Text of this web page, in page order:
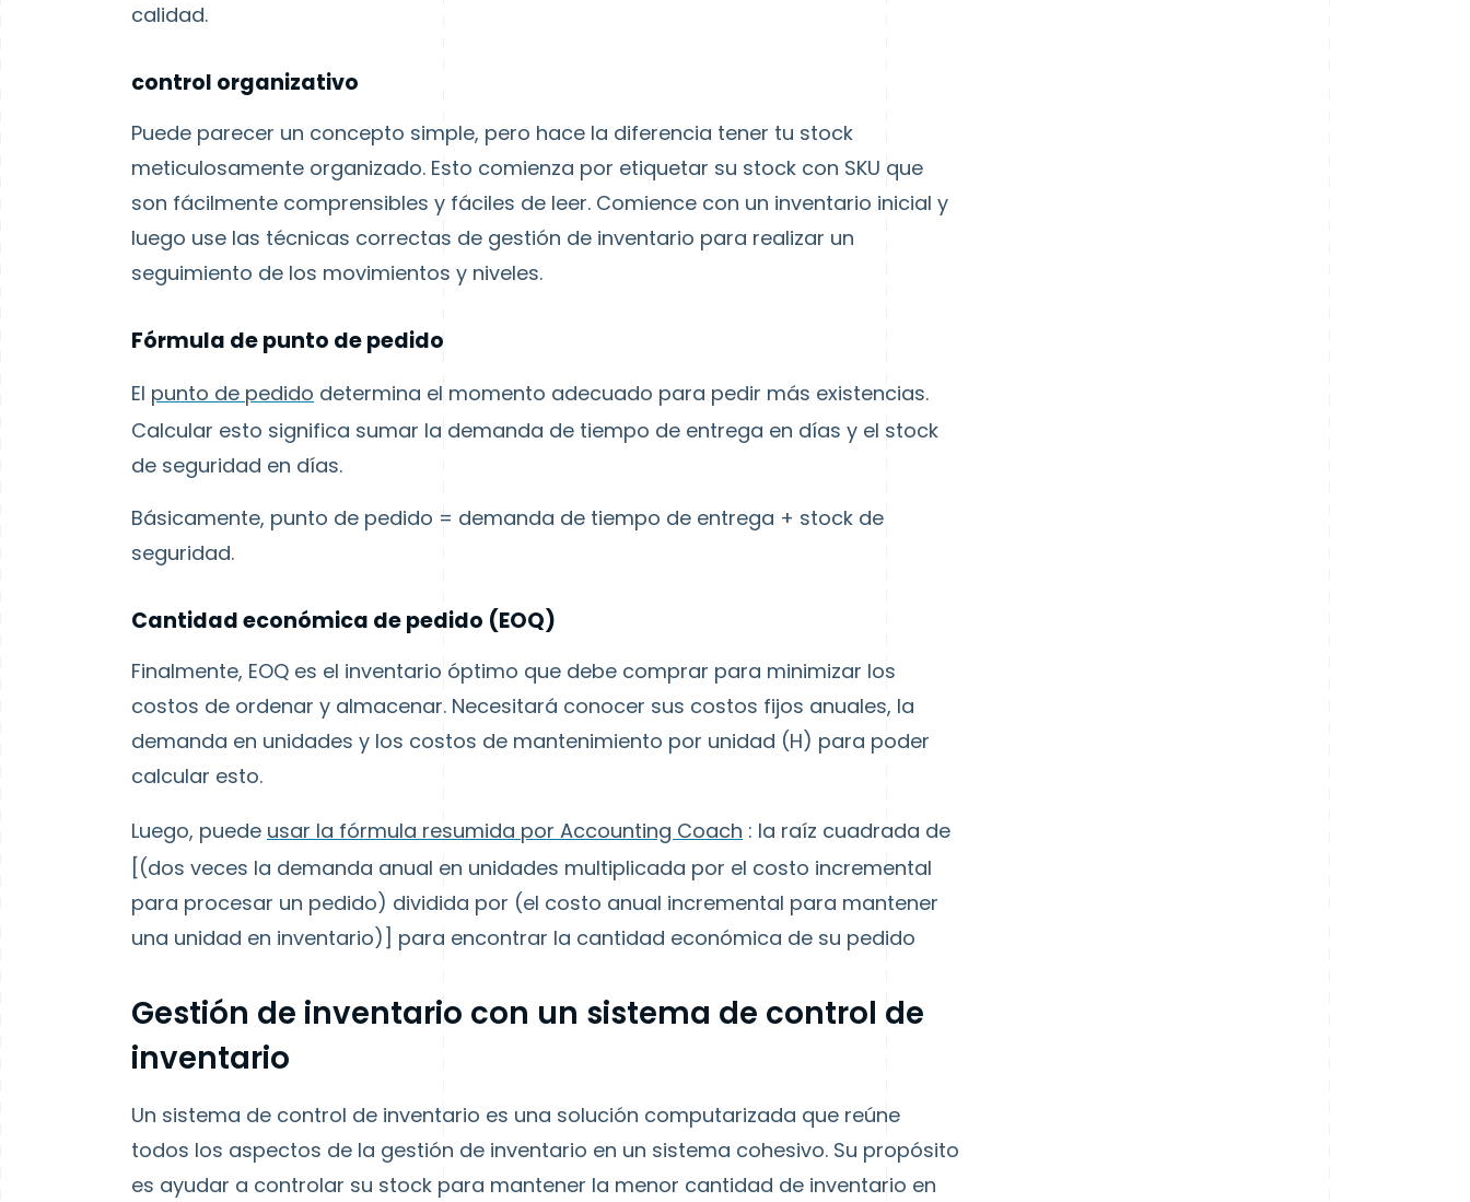
calidad.
control organizativo
Puede parecer un concepto simple, pero hace la diferencia tener tu stock
meticulosamente organizado. Esto comienza por etiquetar su stock con SKU que
son fácilmente comprensibles y fáciles de leer. Comience con un inventario inicial y
luego use las técnicas correctas de gestión de inventario para realizar un
seguimiento de los movimientos y niveles.
Fórmula de punto de pedido
El punto de pedido determina el momento adecuado para pedir más existencias.
Calcular esto significa sumar la demanda de tiempo de entrega en días y el stock
de seguridad en días.
Básicamente, punto de pedido = demanda de tiempo de entrega + stock de
seguridad.
Cantidad económica de pedido (EOQ)
Finalmente, EOQ es el inventario óptimo que debe comprar para minimizar los
costos de ordenar y almacenar. Necesitará conocer sus costos fijos anuales, la
demanda en unidades y los costos de mantenimiento por unidad (H) para poder
calcular esto.
Luego, puede usar la fórmula resumida por Accounting Coach : la raíz cuadrada de
[(dos veces la demanda anual en unidades multiplicada por el costo incremental
para procesar un pedido) dividida por (el costo anual incremental para mantener
una unidad en inventario)] para encontrar la cantidad económica de su pedido
Gestión de inventario con un sistema de control de
inventario
Un sistema de control de inventario es una solución computarizada que reúne
todos los aspectos de la gestión de inventario en un sistema cohesivo. Su propósito
es ayudar a controlar su stock para mantener la menor cantidad de inventario en